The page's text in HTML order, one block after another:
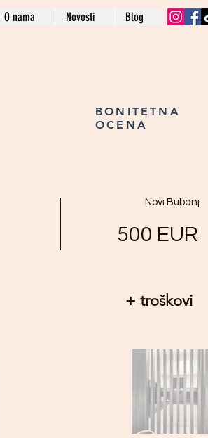
O nama Novosti Blog
BONITETNA
OCENA
Novi Bubanj
500 EUR
+ troškovi